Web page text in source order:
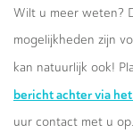
Wilt u meer weten?
mogelijkheden zijn
kan natuurlijk ook!
bericht achter via
uur contact met u op.